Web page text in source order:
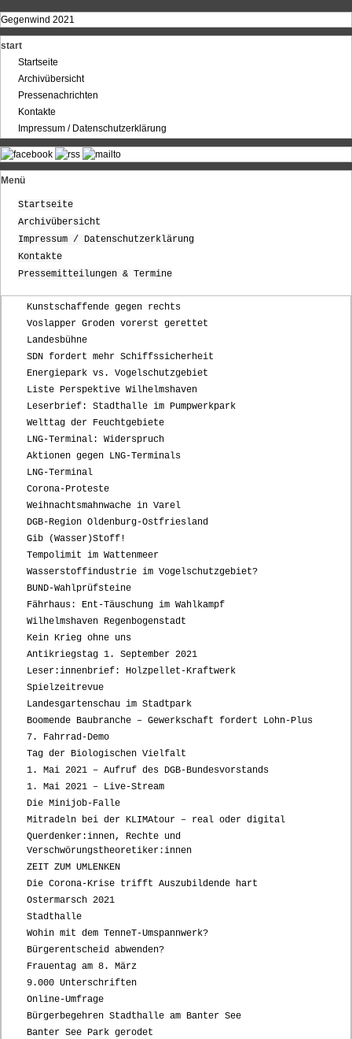
Gegenwind 2021
start
Startseite
Archivübersicht
Pressenachrichten
Kontakte
Impressum / Datenschutzerklärung
Menü
Startseite
Archivübersicht
Impressum / Datenschutzerklärung
Kontakte
Pressemitteilungen & Termine
Kunstschaffende gegen rechts
Voslapper Groden vorerst gerettet
Landesbühne
SDN fordert mehr Schiffssicherheit
Energiepark vs. Vogelschutzgebiet
Liste Perspektive Wilhelmshaven
Leserbrief: Stadthalle im Pumpwerkpark
Welttag der Feuchtgebiete
LNG-Terminal: Widerspruch
Aktionen gegen LNG-Terminals
LNG-Terminal
Corona-Proteste
Weihnachtsmahnwache in Varel
DGB-Region Oldenburg-Ostfriesland
Gib (Wasser)Stoff!
Tempolimit im Wattenmeer
Wasserstoffindustrie im Vogelschutzgebiet?
BUND-Wahlprüfsteine
Fährhaus: Ent-Täuschung im Wahlkampf
Wilhelmshaven Regenbogenstadt
Kein Krieg ohne uns
Antikriegstag 1. September 2021
Leser:innenbrief: Holzpellet-Kraftwerk
Spielzeitrevue
Landesgartenschau im Stadtpark
Boomende Baubranche – Gewerkschaft fordert Lohn-Plus
7. Fahrrad-Demo
Tag der Biologischen Vielfalt
1. Mai 2021 – Aufruf des DGB-Bundesvorstands
1. Mai 2021 – Live-Stream
Die Minijob-Falle
Mitradeln bei der KLIMAtour – real oder digital
Querdenker:innen, Rechte und
Verschwörungstheoretiker:innen
ZEIT ZUM UMLENKEN
Die Corona-Krise trifft Auszubildende hart
Ostermarsch 2021
Stadthalle
Wohin mit dem TenneT-Umspannwerk?
Bürgerentscheid abwenden?
Frauentag am 8. März
9.000 Unterschriften
Online-Umfrage
Bürgerbegehren Stadthalle am Banter See
Banter See Park gerodet